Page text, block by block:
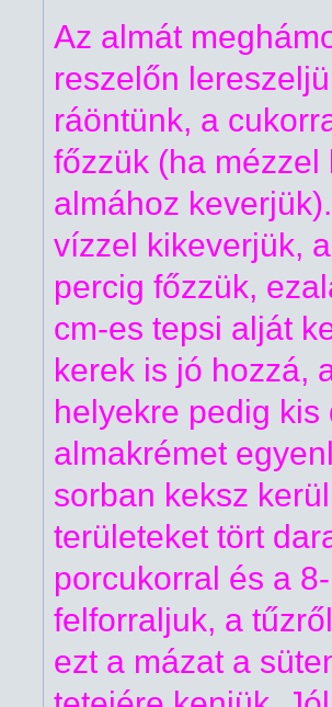
Az almát
reszelőn
ráöntünk, a
főzzük (ha
almához
vízzel kikeverjük,
percig főzzük,
cm-es tepsi alját
kerek is jó hozzá,
helyekre pedig
almakrémet
sorban keksz
területeket tört
porcukorral és a
felforraljuk, a
ezt a mázat a